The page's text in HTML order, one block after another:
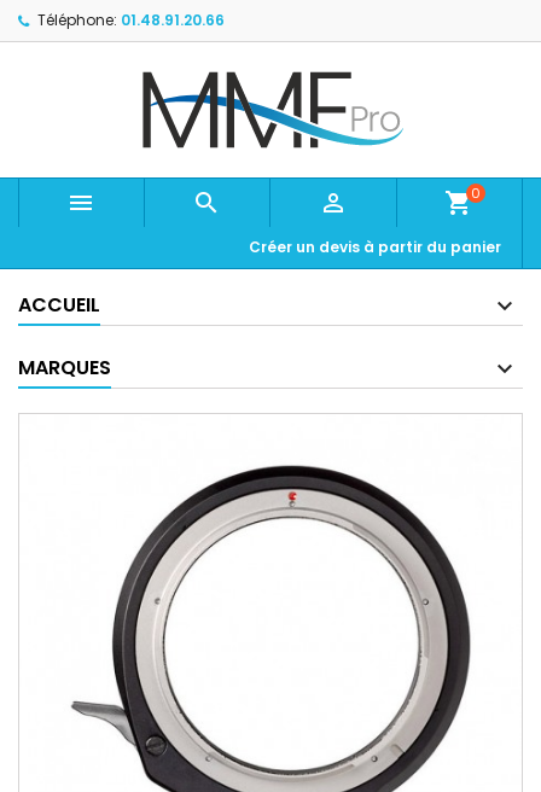
Téléphone: 01.48.91.20.66
   shopping_cart0
Créer un devis à partir du panier
ACCUEIL
MARQUES